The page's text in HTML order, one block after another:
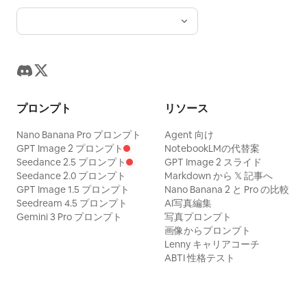
プロンプト
Nano Banana Pro プロンプト
GPT Image 2 プロンプト
Seedance 2.5 プロンプト
Seedance 2.0 プロンプト
GPT Image 1.5 プロンプト
Seedream 4.5 プロンプト
Gemini 3 Pro プロンプト
リソース
Agent 向け
NotebookLMの代替案
GPT Image 2 スライド
Markdown から 𝕏 記事へ
Nano Banana 2 と Pro の比較
AI写真編集
写真プロンプト
画像からプロンプト
Lenny キャリアコーチ
ABTI 性格テスト